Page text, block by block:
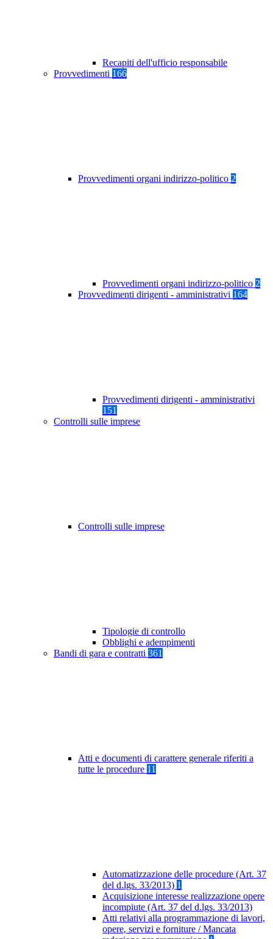
Recapiti dell'ufficio responsabile
Provvedimenti 166
Provvedimenti organi indirizzo-politico 2
Provvedimenti organi indirizzo-politico 2
Provvedimenti dirigenti - amministrativi 164
Provvedimenti dirigenti - amministrativi
151
Controlli sulle imprese
Controlli sulle imprese
Tipologie di controllo
Obblighi e adempimenti
Bandi di gara e contratti 361
Atti e documenti di carattere generale riferiti a
tutte le procedure 11
Automatizzazione delle procedure (Art. 37
del d.lgs. 33/2013) 1
Acquisizione interesse realizzazione opere
incompiute (Art. 37 del d.lgs. 33/2013)
Atti relativi alla programmazione di lavori,
opere, servizi e forniture / Mancata